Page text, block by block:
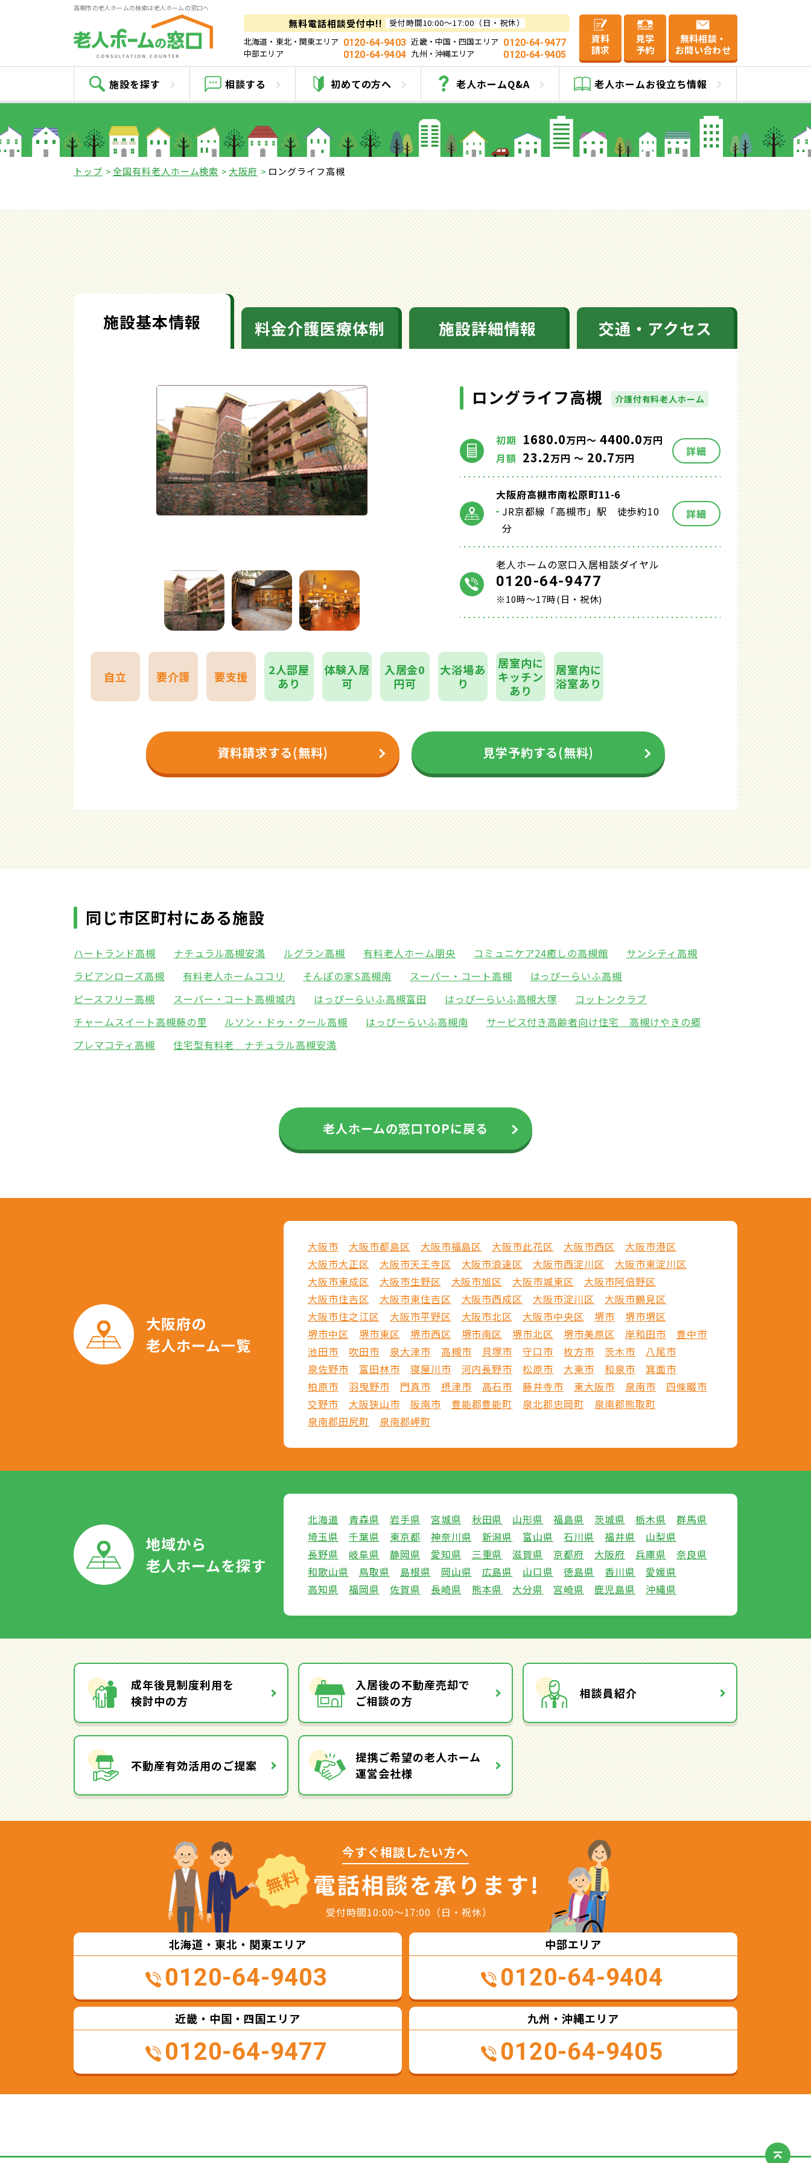
高槻市の老人ホームの検索は老人ホームの窓口へ
無料電話相談受付中!!
受付時間10:00～17:00（日・祝休）
北海道・東北・関東エリア 0120-64-9403 近畿・中国・四国エリア 0120-64-9477
中部エリア
0120-64-9404 九州・沖縄エリア 0120-64-9405
資料
請求
見学
予約
無料相談・
お問い合わせ
施設を探す 相談する 初めての方へ 老人ホームQ&A 老人ホームお役立ち情報
ロングライフ高槻
トップ 全国有料老人ホーム検索 大阪府 ロングライフ高槻
施設基本情報 料金介護医療体制 施設詳細情報 交通・アクセス
ロングライフ高槻 介護付有料老人ホーム
初期 1680.0万円～ 4400.0万円
月額 23.2万円 ～ 20.7万円 詳細
大阪府高槻市南松原町11-6
JR京都線「高槻市」駅 徒歩約10
分
詳細
老人ホームの窓口入居相談ダイヤル
0120-64-9477
※10時～17時(日・祝休)
自立 要介護 要支援
2人部屋
あり
体験入居
可
入居金0
円可
大浴場あ
り
居室内に
キッチン
あり
居室内に
浴室あり
資料請求する(無料) 見学予約する(無料)
同じ市区町村にある施設
ハートランド高槻 ナチュラル高槻安満 ルグラン高槻 有料老人ホーム朋央 コミュニケア24癒しの高槻館
サンシティ高槻
ラビアンローズ高槻
有料老人ホームココリ そんぽの家S高槻南 スーパー・コート高槻
はっぴーらいふ高槻
ピースフリー高槻
スーパー・コート高槻城内 はっぴーらいふ高槻富田 はっぴーらいふ高槻大塚
コットンクラブ
チャームスイート高槻藤の里
ルソン・ドゥ・クール高槻 はっぴーらいふ高槻南
サービス付き高齢者向け住宅 高槻けやきの郷
プレマコティ高槻
住宅型有料老 ナチュラル高槻安満
老人ホームの窓口TOPに戻る
大阪府の
老人ホーム一覧
大阪市 大阪市都島区 大阪市福島区 大阪市此花区 大阪市西区
大阪市港区
大阪市大正区
大阪市天王寺区 大阪市浪速区 大阪市西淀川区
大阪市東淀川区
大阪市東成区
大阪市生野区 大阪市旭区 大阪市城東区
大阪市阿倍野区
大阪市住吉区
大阪市東住吉区 大阪市西成区 大阪市淀川区
大阪市鶴見区
大阪市住之江区
大阪市平野区 大阪市北区 大阪市中央区 堺市
堺市堺区
堺市中区
堺市東区 堺市西区 堺市南区 堺市北区 堺市美原区 岸和田市
豊中市
池田市
吹田市 泉大津市 高槻市 貝塚市 守口市 枚方市 茨木市
八尾市
泉佐野市
富田林市 寝屋川市 河内長野市 松原市 大東市 和泉市
箕面市
柏原市
羽曳野市 門真市 摂津市 高石市 藤井寺市 東大阪市 泉南市
四條畷市
交野市
大阪狭山市 阪南市 豊能郡豊能町 泉北郡忠岡町
泉南郡熊取町
泉南郡田尻町
泉南郡岬町
地域から
老人ホームを探す
北海道 青森県 岩手県 宮城県 秋田県 山形県 福島県 茨城県 栃木県
群馬県
埼玉県
千葉県 東京都 神奈川県 新潟県 富山県 石川県 福井県
山梨県
長野県
岐阜県 静岡県 愛知県 三重県 滋賀県 京都府 大阪府 兵庫県
奈良県
和歌山県
鳥取県 島根県 岡山県 広島県 山口県 徳島県 香川県
愛媛県
高知県
福岡県 佐賀県 長崎県 熊本県 大分県 宮崎県 鹿児島県 沖縄県
成年後見制度利用を
検討中の方
入居後の不動産売却で
ご相談の方
相談員紹介
不動産有効活用のご提案
提携ご希望の老人ホーム
運営会社様
無料
今すぐ相談したい方へ
電話相談を承ります!
受付時間10:00～17:00（日・祝休）
北海道・東北・関東エリア
0120-64-9403
中部エリア
0120-64-9404
近畿・中国・四国エリア
0120-64-9477
九州・沖縄エリア
0120-64-9405